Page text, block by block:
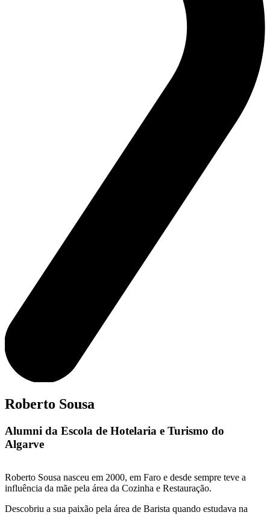
Roberto Sousa
Alumni da Escola de Hotelaria e Turismo do
Algarve
Roberto Sousa nasceu em 2000, em Faro e desde sempre teve a
influência da mãe pela área da Cozinha e Restauração.
Descobriu a sua paixão pela área de Barista quando estudava na